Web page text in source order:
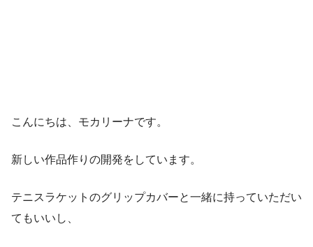
こんにちは、モカリーナです。
新しい作品作りの開発をしています。
テニスラケットのグリップカバーと一緒に持っていただい
てもいいし、